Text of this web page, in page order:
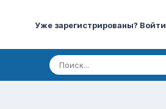
Уже зарегистрированы? Войти